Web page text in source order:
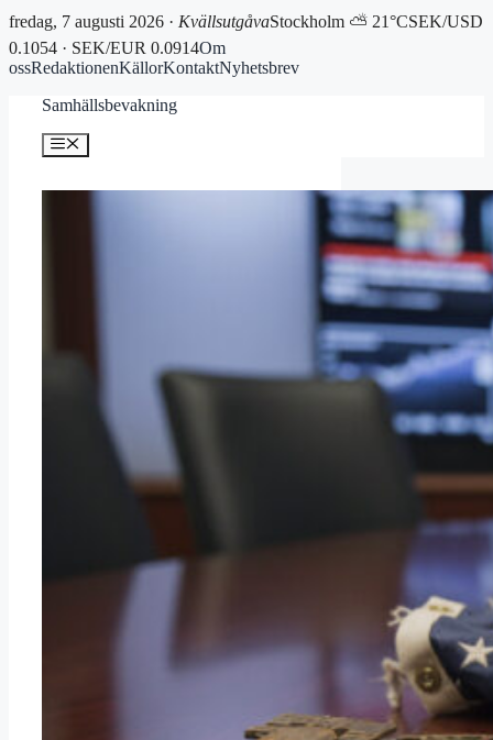
fredag, 7 augusti 2026 · KvällsutgåvaStockholm ⛅ 21°CSEK/USD
0.1054 · SEK/EUR 0.0914Om
ossRedaktionenKällorKontaktNyhetsbrev
Samhällsbevakning
Meny